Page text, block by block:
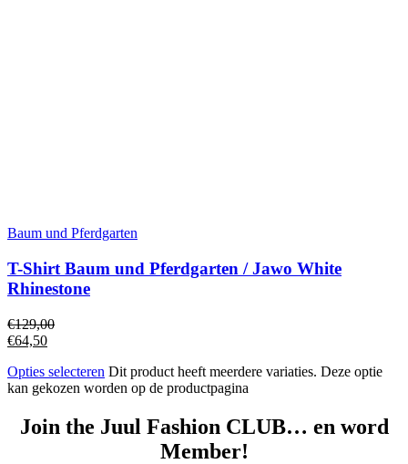
Baum und Pferdgarten
T-Shirt Baum und Pferdgarten / Jawo White
Rhinestone
€129,00
€64,50
Opties selecteren Dit product heeft meerdere variaties. Deze optie
kan gekozen worden op de productpagina
Join the Juul Fashion CLUB… en word
Member!